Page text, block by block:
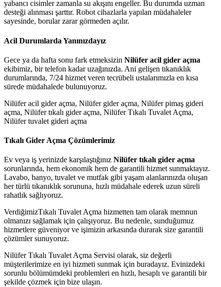
yabancı cisimler zamanla su akışını engeller. Bu durumda uzman
desteği alınması şarttır. Robot cihazlarla yapılan müdahaleler
sayesinde, borular zarar görmeden açılır.
Acil Durumlarda Yanınızdayız
Gece ya da hafta sonu fark etmeksizin Nilüfer acil gider açma
ekibimiz, bir telefon kadar uzağınızda. Ani gelişen tıkanıklık
durumlarında, 7/24 hizmet veren tecrübeli ustalarımızla en kısa
sürede müdahalede bulunuyoruz.
Nilüfer acil gider açma, Nilüfer gider açma, Nilüfer pimaş gideri
açma, Nilüfer tıkalı gider açma, Nilüfer Tıkalı Tuvalet Açma,
Nilüfer tuvalet gideri açma
Tıkalı Gider Açma Çözümlerimiz
Ev veya iş yerinizde karşılaştığınız Nilüfer tıkalı gider açma
sorunlarında, hem ekonomik hem de garantili hizmet sunmaktayız.
Lavabo, banyo, tuvalet ve mutfak gibi yaşam alanlarınızda oluşan
her türlü tıkanıklık sorununa, hızlı müdahale ederek uzun süreli
rahatlık sağlıyoruz.
VerdiğimizTıkalı Tuvalet Açma hizmetten tam olarak memnun
olmanızı sağlamak için çalışıyoruz. Bu nedenle, sunduğumuz
hizmetlere güveniyor ve işimizin arkasında durarak size garantili
çözümler sunuyoruz.
Nilüfer Tıkalı Tuvalet Açma Servisi olarak, siz değerli
müşterilerimize en iyi hizmeti sunmak için buradayız. Evinizdeki
sorunlu bölümümdeki problemleri en hızlı, hesaplı ve garantili bir
şekilde çözmek için bize ulaşın.